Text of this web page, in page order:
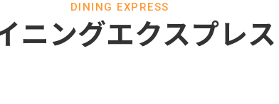
ニングエクスプレス
DINING EXPRESS